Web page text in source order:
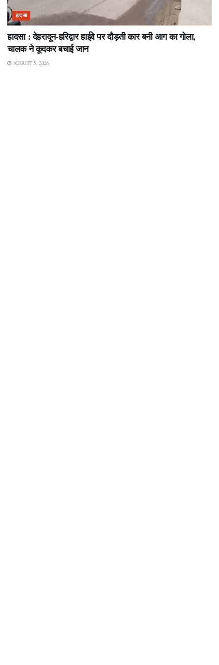
हादसा
हादसा : देहरादून-हरिद्वार हाईवे पर दौड़ती कार बनी आग का गोला,
चालक ने कूदकर बचाई जान
AUGUST 5, 2026